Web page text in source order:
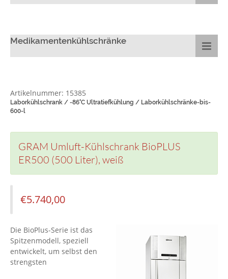
Medikamentenkühlschränke
Artikelnummer: 15385
Laborkühlschrank / -86°C Ultratiefkühlung / Laborkühlschränke-bis-
600-l
GRAM Umluft-Kühlschrank BioPLUS
ER500 (500 Liter), weiß
€5.740,00
Die BioPlus-Serie ist das
Spitzenmodell, speziell
entwickelt, um selbst den
strengsten